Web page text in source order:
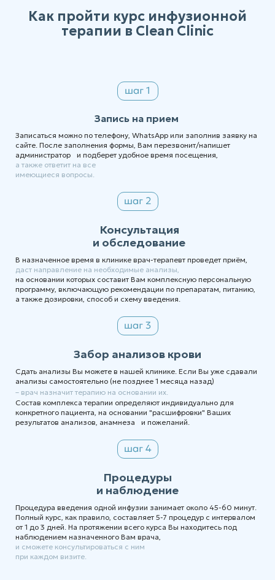
Как пройти курс инфузионной
терапии в Clean Clinic
Запись на прием
Записаться можно по телефону, WhatsApp или заполнив заявку на
сайте. После заполнения формы, Вам перезвонит/напишет
администратор и подберет удобное время посещения,
а также ответит на все
имеющиеся вопросы.
Консультация
и обследование
В назначенное время в клинике врач-терапевт проведет приём,
даст направление на необходимые анализы,
на основании которых составит Вам комплексную персональную
программу, включающую рекомендации по препаратам, питанию,
а также дозировки, способ и схему введения.
Забор анализов крови
Сдать анализы Вы можете в нашей клинике. Если Вы уже сдавали
анализы самостоятельно (не позднее 1 месяца назад)
– врач назначит терапию на основании их.
Состав комплекса терапии определяют индивидуально для
конкретного пациента, на основании "расшифровки" Ваших
результатов анализов, анамнеза и пожеланий.
Процедуры
и наблюдение
Процедура введения одной инфузии занимает около 45-60 минут.
Полный курс, как правило, составляет 5-7 процедур с интервалом
от 1 до 3 дней. На протяжении всего курса Вы находитесь под
наблюдением назначенного Вам врача,
и сможете консультироваться с ним
при каждом визите.